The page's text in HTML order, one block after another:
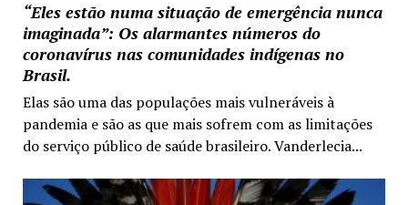
“Eles estão numa situação de emergência nunca
imaginada”: Os alarmantes números do
coronavírus nas comunidades indígenas no
Brasil.
Elas são uma das populações mais vulneráveis à
pandemia e são as que mais sofrem com as limitações
do serviço público de saúde brasileiro. Vanderlecia...